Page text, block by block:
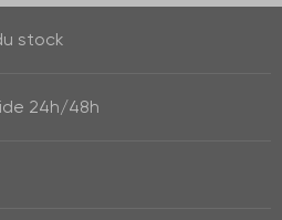
stock
24h/48h